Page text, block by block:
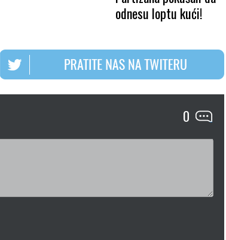
odnesu loptu kući!
0